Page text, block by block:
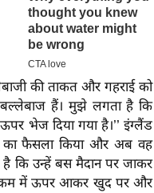
की ताकत और गहराई को
हैं। मुझे लगता है कि
भेज दिया गया है।’’ इंग्लैंड
का फैसला किया और अब वह
कि उन्हें बस मैदान पर जाकर
क्रम में ऊपर आकर खुद पर और